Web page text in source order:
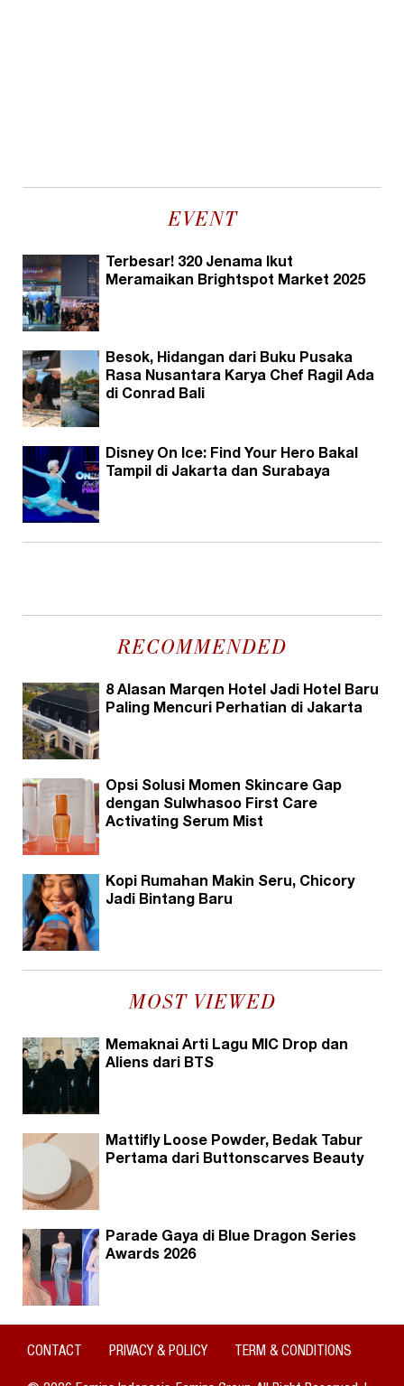
EVENT
Terbesar! 320 Jenama Ikut
Meramaikan Brightspot Market 2025
Besok, Hidangan dari Buku Pusaka
Rasa Nusantara Karya Chef Ragil Ada
di Conrad Bali
Disney On Ice: Find Your Hero Bakal
Tampil di Jakarta dan Surabaya
RECOMMENDED
8 Alasan Marqen Hotel Jadi Hotel Baru
Paling Mencuri Perhatian di Jakarta
Opsi Solusi Momen Skincare Gap
dengan Sulwhasoo First Care
Activating Serum Mist
Kopi Rumahan Makin Seru, Chicory
Jadi Bintang Baru
MOST VIEWED
Memaknai Arti Lagu MIC Drop dan
Aliens dari BTS
Mattifly Loose Powder, Bedak Tabur
Pertama dari Buttonscarves Beauty
Parade Gaya di Blue Dragon Series
Awards 2026
CONTACT PRIVACY & POLICY TERM & CONDITIONS